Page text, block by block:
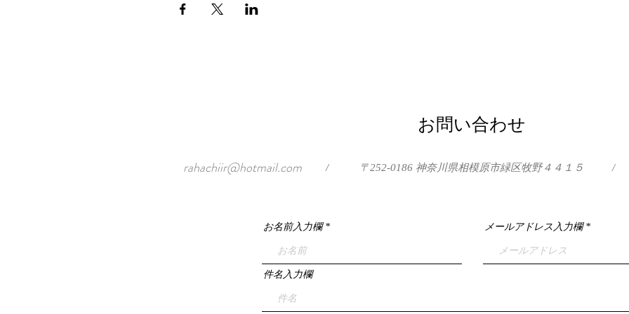
お問い合わせ
rahachiir@hotmail.com / 〒252-0186 神奈川県相模原市緑区牧野４４１５ /
お名前入力欄 メールアドレス入力欄
件名入力欄